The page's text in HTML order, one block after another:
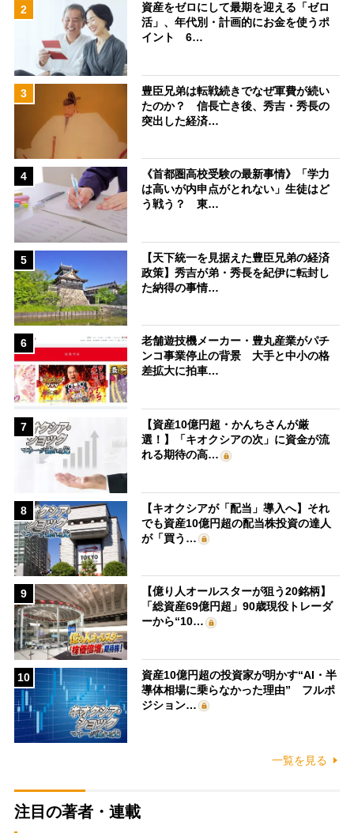
2
資産をゼロにして最期を迎える「ゼロ
活」、年代別・計画的にお金を使うポ
イント 6…
3
豊臣兄弟は転戦続きでなぜ軍費が続い
たのか？ 信長亡き後、秀吉・秀長の
突出した経済…
4
《首都圏高校受験の最新事情》「学力
は高いが内申点がとれない」生徒はど
う戦う？ 東…
5
【天下統一を見据えた豊臣兄弟の経済
政策】秀吉が弟・秀長を紀伊に転封し
た納得の事情…
6
老舗遊技機メーカー・豊丸産業がパチ
ンコ事業停止の背景 大手と中小の格
差拡大に拍車…
7
【資産10億円超・かんちさんが厳
選！】「キオクシアの次」に資金が流
れる期待の高…
8
【キオクシアが「配当」導入へ】それ
でも資産10億円超の配当株投資の達人
が「買う…
9
【億り人オールスターが狙う20銘柄】
「総資産69億円超」90歳現役トレーダ
ーから“10…
10
資産10億円超の投資家が明かす“AI・半
導体相場に乗らなかった理由” フルポ
ジション…
一覧を見る
注目の著者・連載